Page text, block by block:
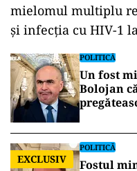
mielomul multiplu
și infecția cu HIV-1
POLITICĂ
Un fost
Bolojan
EXCLUSIV
POLITICĂ
Fostul